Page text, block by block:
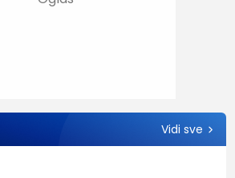
Vidi sve